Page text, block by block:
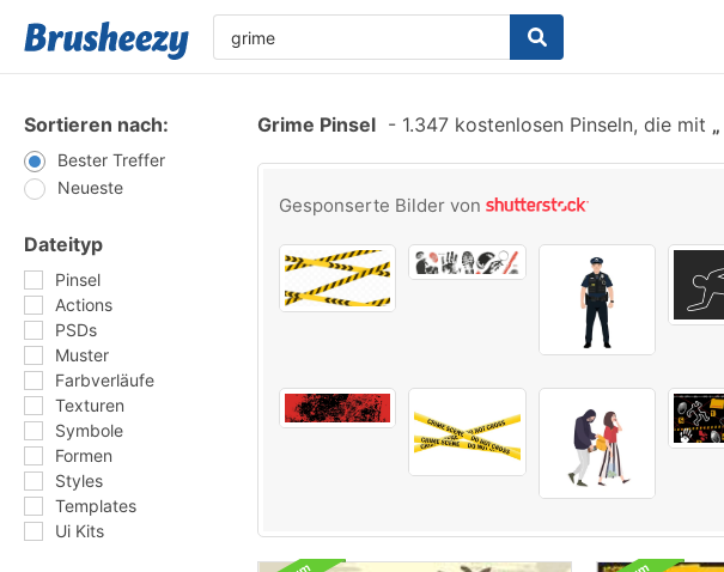
Sortieren nach:
Bester Treffer
Neueste
Dateityp
Pinsel
Actions
PSDs
Muster
Farbverläufe
Texturen
Symbole
Formen
Styles
Templates
Ui Kits
Grime Pinsel - 1.347 kostenlosen Pinseln, die mit
Gesponserte Bilder von